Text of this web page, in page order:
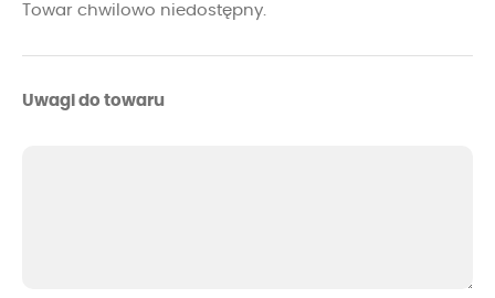
Towar chwilowo niedostępny.
Uwagi do towaru